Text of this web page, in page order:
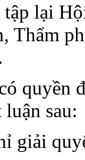
lại
Thẩm
quyền
sau:
giải